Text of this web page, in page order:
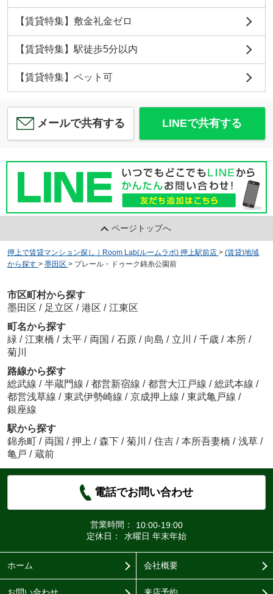
【賃貸特集】敷金礼金ゼロ
【賃貸特集】駅徒歩5分以内
【賃貸特集】ペット可
メールで共有する LINEで共有する
ページトップへ
押上で賃貸マンション探し｜Room Lab(ルームラボ) 押上駅前店 > (賃貸)地域
から探す > 墨田区 > プレール・ドゥーク錦糸公園前
市区町村から探す
墨田区 / 足立区 / 港区 / 江東区
町名から探す
緑 / 江東橋 / 太平 / 両国 / 石原 / 向島 / 立川 / 千歳 / 本所 /
菊川
路線から探す
総武線 / 半蔵門線 / 都営新宿線 / 都営大江戸線 / 総武本線 /
都営浅草線 / 東武伊勢崎線 / 京成押上線 / 東武亀戸線 /
銀座線
駅から探す
錦糸町 / 両国 / 押上 / 森下 / 菊川 / 住吉 / 本所吾妻橋 / 浅草 /
亀戸 / 蔵前
電話でお問い合わせ
営業時間：
10:00-19:00
定休日：
水曜日 年末年始
ホーム 会社概要